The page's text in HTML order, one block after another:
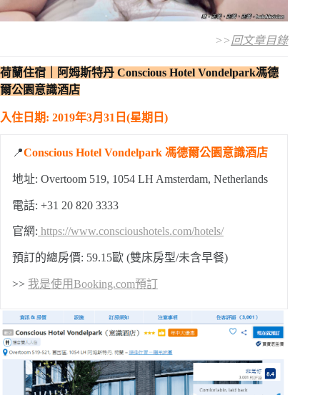
>>回文章目錄
荷蘭住宿｜阿姆斯特丹 Conscious Hotel Vondelpark馮德
爾公園意識酒店
入住日期: 2019年3月31日(星期日)
📍Conscious Hotel Vondelpark 馮德爾公園意識酒店
地址: Overtoom 519, 1054 LH Amsterdam, Netherlands
電話: +31 20 820 3333
官網: https://www.conscioushotels.com/hotels/
預訂的總房價: 59.15歐 (雙床房型/未含早餐)
>> 我是使用Booking.com預訂